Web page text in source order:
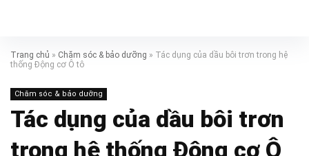
Trang chủ » Chăm sóc & bảo dưỡng » Tác dụng của dầu bôi trơn trong hệ
thống Động cơ Ô tô
Chăm sóc & bảo dưỡng
Tác dụng của dầu bôi trơn
trong hệ thống Động cơ Ô